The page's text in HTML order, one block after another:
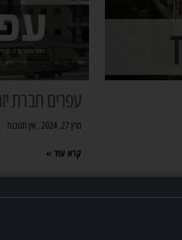
עפרים חברת
מרץ 27, 2024 אין תגובות
קרא עוד »